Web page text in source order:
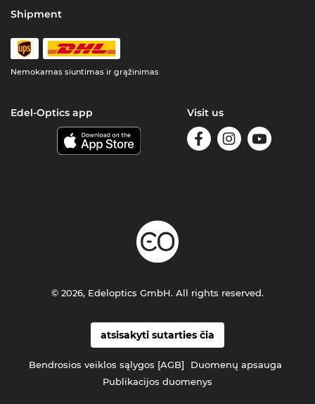
Shipment
Nemokamas siuntimas ir grąžinimas
Edel-Optics app Visit us
atsisakyti sutarties čia
Bendrosios veiklos sąlygos [AGB]
Duomenų apsauga
Publikacijos duomenys
© 2026, Edeloptics GmbH. All rights reserved.